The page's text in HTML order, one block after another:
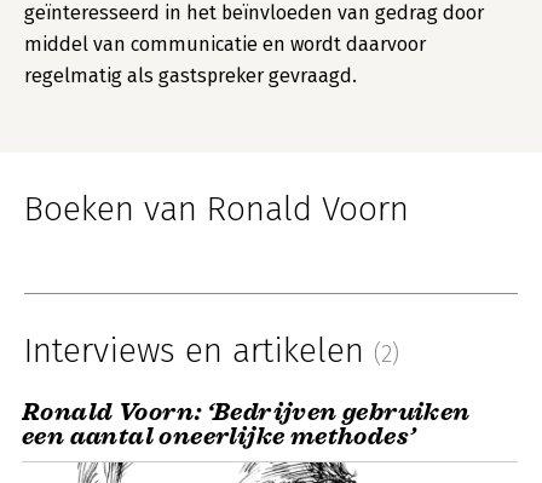
geïnteresseerd in het beïnvloeden van gedrag door
middel van communicatie en wordt daarvoor
regelmatig als gastspreker gevraagd.
Boeken van Ronald Voorn
Interviews en artikelen (2)
Ronald Voorn: ‘Bedrijven gebruiken
een aantal oneerlijke methodes’